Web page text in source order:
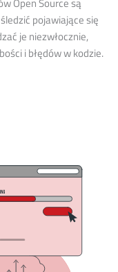
Open Source są
pojawiające się
je niezwłocznie,
i błędów w kodzie.